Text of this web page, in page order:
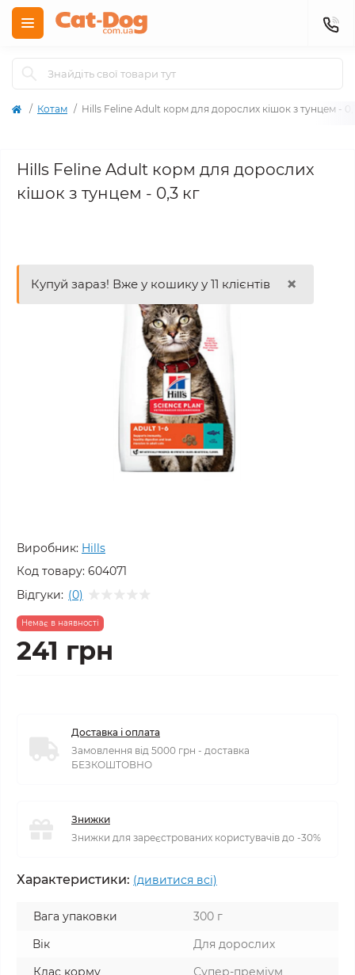
Котам Hills Feline Adult корм для дорослих кішок з тунцем -
Hills Feline Adult корм для дорослих
кішок з тунцем - 0,3 кг
Купуй зараз! Вже у кошику у 11 клієнтів ×
Виробник: Hills
Код товару: 604071
Відгуки: (0)
Немає в наявності
241 грн
Доставка і оплата
Замовлення від 5000 грн - доставка
БЕЗКОШТОВНО
Знижки
Знижки для зареєстрованих користувачів до -30%
Характеристики: (дивитися всі)
Вага упаковки
300 г
Вік
Для дорослих
Клас корму
Супер-преміум